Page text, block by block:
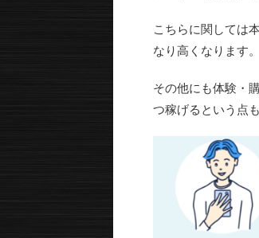
こちらに関しては
なり高くなります。
その他にも体験・
つ稼げるという点